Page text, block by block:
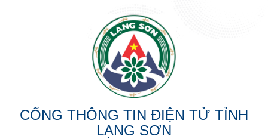
CỔNG THÔNG TIN ĐIỆN TỬ TỈNH
LẠNG SƠN